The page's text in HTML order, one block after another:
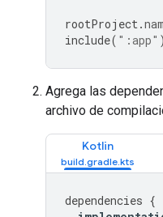
rootProject.
include( ":app" )
Agrega las
archivo de
Kotlin
dependencies {